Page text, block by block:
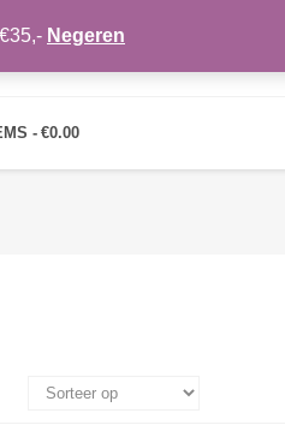
CONTACT MIJN ACCOUNT
€0.00
Negeren